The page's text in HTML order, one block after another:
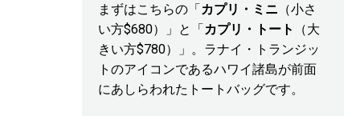
まずはこちらの「カプリ・ミニ （小さ
い方$680）」と「カプリ・トート
（大
きい方$780）」。ラナイ・トランジッ
トのアイコンであるハワイ諸島が前面
にあしらわれたトートバッグです。